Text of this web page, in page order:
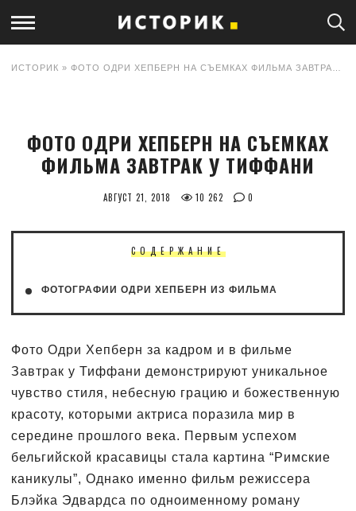
ИСТОРИК » ФОТО ОДРИ ХЕПБЕРН НА СЪЕМКАХ ФИЛЬМА ЗАВТРАК У ТИФФАНИ
ФОТО ОДРИ ХЕПБЕРН НА СЪЕМКАХ
ФИЛЬМА ЗАВТРАК У ТИФФАНИ
АВГУСТ 21, 2018 10 262 0
СОДЕРЖАНИЕ
ФОТОГРАФИИ ОДРИ ХЕПБЕРН ИЗ ФИЛЬМА
Фото Одри Хепберн за кадром и в фильме
Завтрак у Тиффани демонстрируют уникальное
чувство стиля, небесную грацию и божественную
красоту, которыми актриса поразила мир в
середине прошлого века. Первым успехом
бельгийской красавицы стала картина “Римские
каникулы”, Однако именно фильм режиссера
Блэйка Эдвардса по одноименному роману